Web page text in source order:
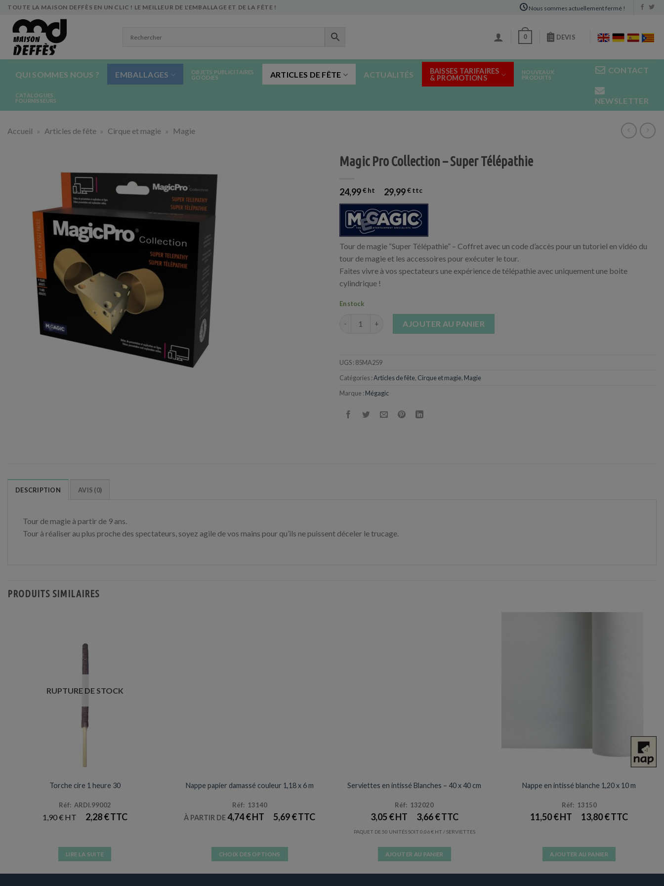
Skip
content
TOUTE LA MAISON DEFFÈS EN UN CLIC ! LE MEILLEUR DE L'EMBALLAGE ET DE LA FÊTE ! Nous sommes actuellement fermé !
0 DEVIS
QUI SOMMES NOUS ? EMBALLAGES
OBJETS PUBLICITAIRES
GOODIES
ARTICLES DE FÊTE ACTUALITÉS
BAISSES TARIFAIRES
& PROMOTIONS
NOUVEAUX
PRODUITS
CATALOGUES
FOURNISSEURS
CONTACT
NEWSLETTER
Accueil » Articles de fête » Cirque et magie » Magie
Magic Pro Collection – Super Télépathie
24,99€ 29,99€
Tour de magie “Super Télépathie” – Coffret avec un code d’accès pour un tutoriel en vidéo du
tour de magie et les accessoires pour exécuter le tour.
Faites vivre à vos spectateurs une expérience de télépathie avec uniquement une boite
cylindrique !
En stock
AJOUTER AU PANIER
UGS : 85MA259
Catégories :Articles de fête, Cirque et magie, Magie
Marque : Mégagic
DESCRIPTION AVIS (0)
Tour de magie à partir de 9 ans.
Tour à réaliser au plus proche des spectateurs, soyez agile de vos mains pour qu’ils ne puissent déceler le trucage.
PRODUITS SIMILAIRES
RUPTURE DE STOCK
Torche cire 1 heure 30
Réf: ARDI.99002
1,90€ 2,28€
LIRE LA SUITE
Nappe papier damassé couleur 1,18 x 6 m
Réf: 13140
À PARTIR DE4,74€ 5,69€
CHOIX DES OPTIONS
Serviettes en intissé Blanches – 40 x 40 cm
Réf: 132020
3,05€ 3,66€
PAQUET DE 50 UNITÉS SOIT 0,06€ / SERVIETTES
AJOUTER AU PANIER
Nappe en intissé blanche 1,20 x 10 m
Réf: 13150
11,50€ 13,80€
AJOUTER AU PANIER